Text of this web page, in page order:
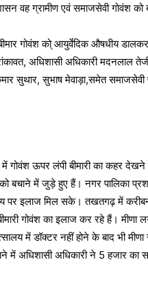
वह ग्रामीण एवं समाजसेवी गोवंश
गोवंश को् आयुर्वेदिक औषधीय
अधिशासी अधिकारी मदनलाल
सुथार, सुभाष मेवाड़ा,समेत समाजसेवी
में गोवंश ऊपर लंपी बीमारी का कहर
बचाने में जुड़े हुए हैं। नगर पालिका
पर इलाज मिल सके। तखतगढ़ में
गोवंश का इलाज कर रहे हैं। मीणा
में डॉक्टर नहीं होने के बाद भी
अधिशासी अधिकारी ने 5 हजार का